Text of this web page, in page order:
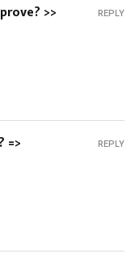
>> REPLY
=> REPLY